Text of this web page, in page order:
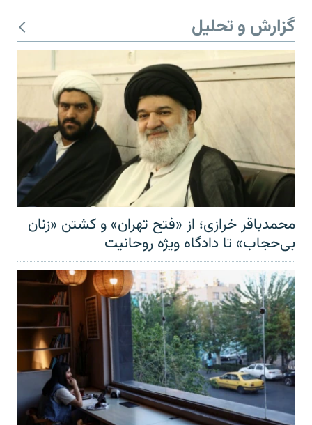
گزارش و تحلیل
محمدباقر خرازی؛ از «فتح تهران» و کشتن «زنان
بی‌حجاب» تا دادگاه ویژه روحانیت